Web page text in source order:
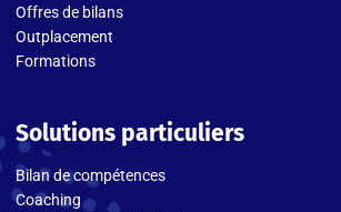
Offres de bilans
Outplacement
Formations
Solutions particuliers
Bilan de compétences
Coaching